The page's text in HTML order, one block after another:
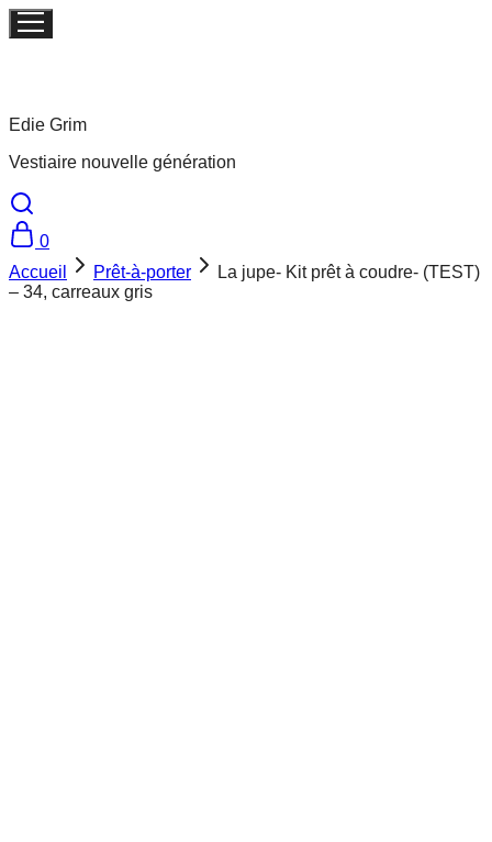
Edie Grim
Vestiaire nouvelle génération
0
Accueil
Prêt-à-porter
La jupe- Kit prêt à coudre- (TEST)
– 34, carreaux gris